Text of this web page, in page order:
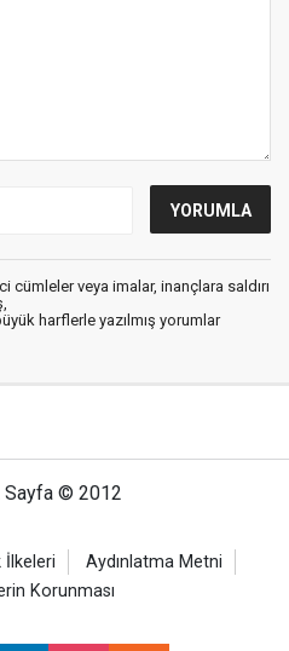
cümleler veya imalar, inançlara saldırı
harflerle yazılmış yorumlar
Sayfa © 2012
İlkeleri
Aydınlatma Metni
Korunması